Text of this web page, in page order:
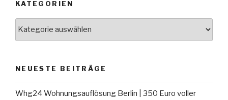
KATEGORIEN
NEUESTE BEITRÄGE
Whg24 Wohnungsauflösung Berlin | 350 Euro voller